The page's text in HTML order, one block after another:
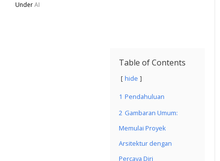
UnderAI
Table of Contents
hide
1 Pendahuluan
2 Gambaran Umum:
Memulai Proyek
Arsitektur dengan
Percaya Diri